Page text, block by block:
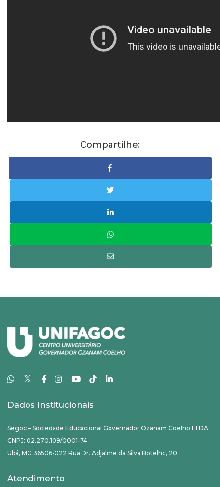
Compartilhe:
𝕏
Dados Institucionais
Segoc – Sociedade Educacional Governador Ozanam Coelho LTDA
CNPJ: 02.270.109/0001-74
Ubá, MG 36506-022 Rua Dr. Adjalme da Silva Botelho, 20
Atendimento